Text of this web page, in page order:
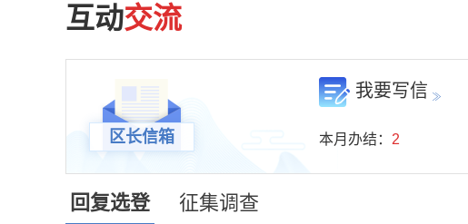
互动交流
区长信箱
我要写信
本月办结： 2
回复选登 征集调查